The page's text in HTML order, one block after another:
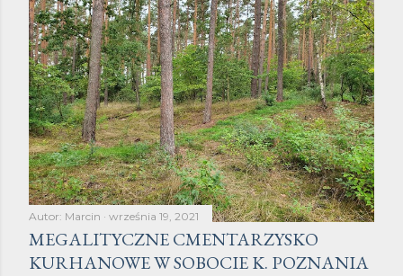
ś
l
i
j
k
o
m
e
n
t
a
Autor: Marcin września 19, 2021
MEGALITYCZNE CMENTARZYSKO
KURHANOWE W SOBOCIE K. POZNANIA